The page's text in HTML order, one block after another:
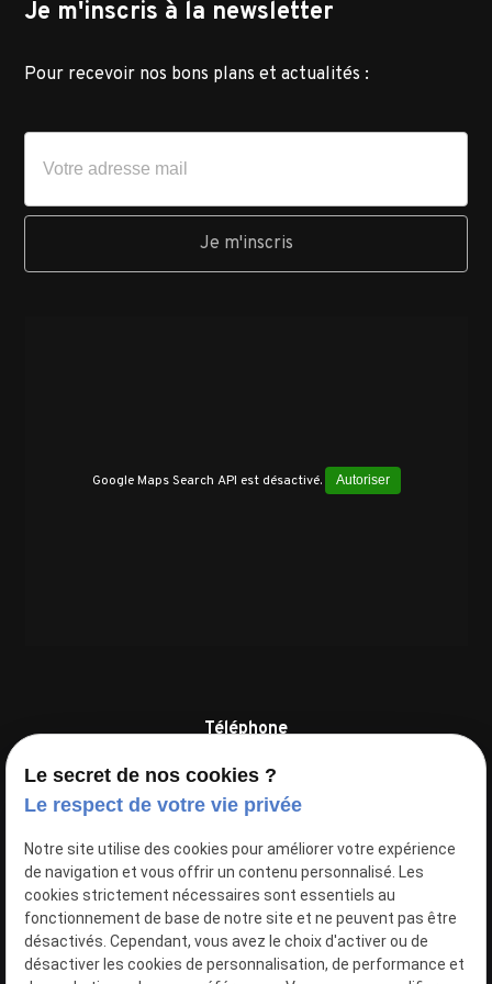
Je m'inscris à la newsletter
Pour recevoir nos bons plans et actualités :
Google Maps Search API est désactivé. Autoriser
Téléphone
Adresse
ZI, Rue Berthelot, Les Espaluns
83160 La Valette-du-Var
Réseaux sociaux
Le secret de nos cookies ?
Le respect de votre vie privée
Notre site utilise des cookies pour améliorer votre expérience
de navigation et vous offrir un contenu personnalisé. Les
cookies strictement nécessaires sont essentiels au
fonctionnement de base de notre site et ne peuvent pas être
désactivés. Cependant, vous avez le choix d'activer ou de
désactiver les cookies de personnalisation, de performance et